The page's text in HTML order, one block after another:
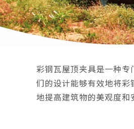
彩钢瓦屋顶夹具是一种
们的设计能够有效地将
地提高建筑物的美观度和